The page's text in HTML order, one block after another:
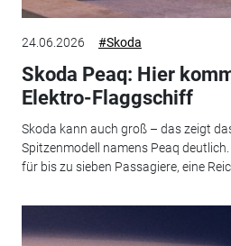
24.06.2026 #Skoda
Skoda Peaq: Hier
Elektro-Flaggschiff
Skoda kann auch groß – das zeigt
Spitzenmodell namens Peaq
für bis zu sieben Passagiere, eine